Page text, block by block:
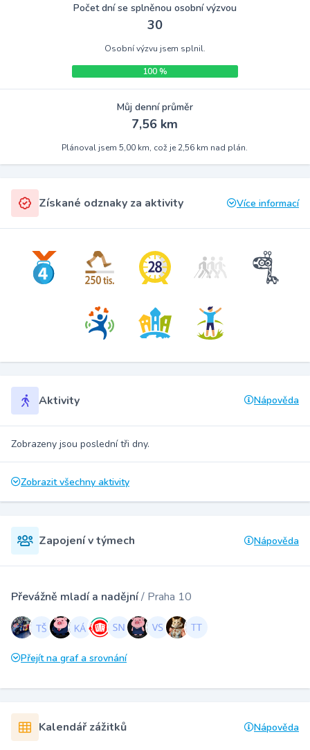
Počet dní se splněnou osobní výzvou
30
Osobní výzvu jsem splnil.
100 %
Můj denní průměr
7,56 km
Plánoval jsem 5,00 km, což je 2,56 km nad plán.
Získané odznaky za aktivity Více informací
Aktivity Nápověda
Zobrazeny jsou poslední tři dny.
Zobrazit všechny aktivity
Zapojení v týmech Nápověda
Převážně mladí a nadějní/ Praha 10
Přejít na graf a srovnání
Kalendář zážitků Nápověda